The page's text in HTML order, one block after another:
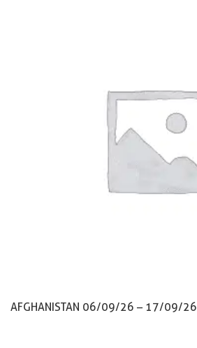
AFGHANISTAN 06/09/26 – 17/09/26